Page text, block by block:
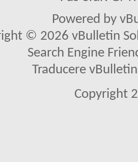
Powered by
© 2026 vBulletin
Search Engine
Traducere
Copyright